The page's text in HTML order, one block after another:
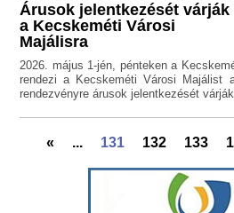
Árusok jelentkezését várják
a Kecskeméti Városi
Majálisra
2026. május 1-jén, pénteken a
rendezi a Kecskeméti Városi Majálist
rendezvényre árusok jelentkezését
« ... 131 132 133